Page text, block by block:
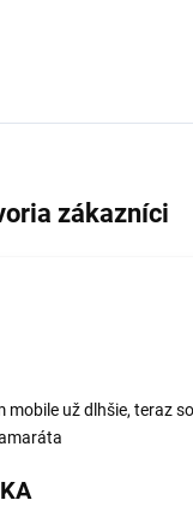
mobile už dlhšie, teraz